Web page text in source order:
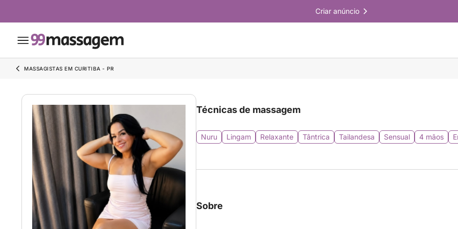
Criar anúncio
MASSAGISTAS EM CURITIBA - PR
Técnicas de massagem
Nuru Lingam Relaxante Tântrica Tailandesa Sensual 4 mãos
Sobre